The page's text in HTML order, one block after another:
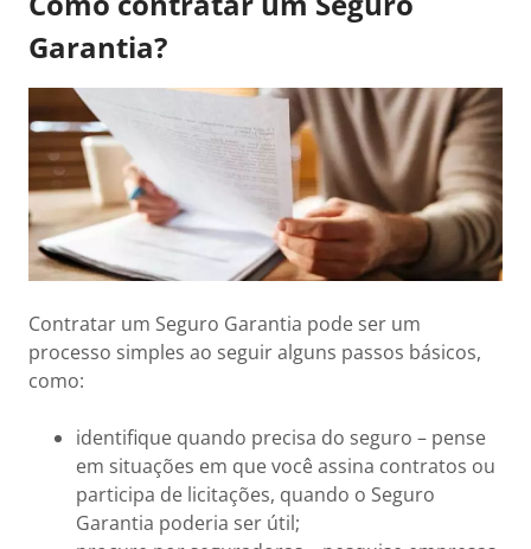
Garantia?
Contratar um Seguro Garantia pode ser um
processo simples ao seguir alguns passos básicos,
como:
identifique quando precisa do seguro – pense
em situações em que você assina contratos ou
participa de licitações, quando o Seguro
Garantia poderia ser útil;